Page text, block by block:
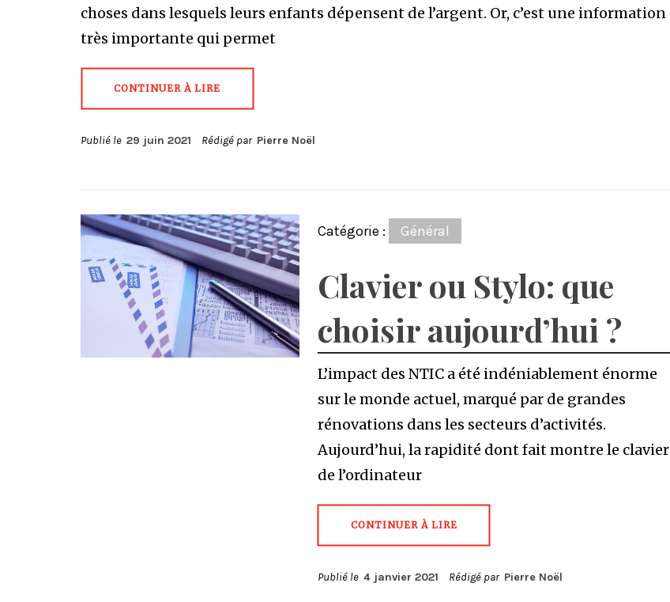
choses dans lesquels leurs enfants dépensent de l’argent. Or, c’est une information
très importante qui permet
CONTINUER À LIRE
Publié le 29 juin 2021 Rédigé par Pierre Noël
Catégorie : Général
Clavier ou Stylo: que
choisir aujourd’hui ?
L’impact des NTIC a été indéniablement énorme
sur le monde actuel, marqué par de grandes
rénovations dans les secteurs d’activités.
Aujourd’hui, la rapidité dont fait montre le clavier
de l’ordinateur
CONTINUER À LIRE
Publié le 4 janvier 2021 Rédigé par Pierre Noël